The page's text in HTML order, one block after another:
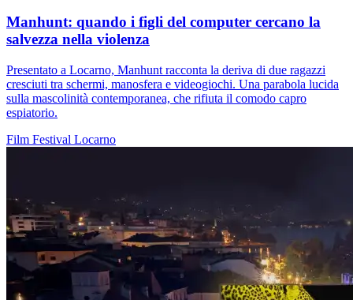
Manhunt: quando i figli del computer cercano la
salvezza nella violenza
Presentato a Locarno, Manhunt racconta la deriva di due ragazzi
cresciuti tra schermi, manosfera e videogiochi. Una parabola lucida
sulla mascolinità contemporanea, che rifiuta il comodo capro
espiatorio.
Film Festival Locarno